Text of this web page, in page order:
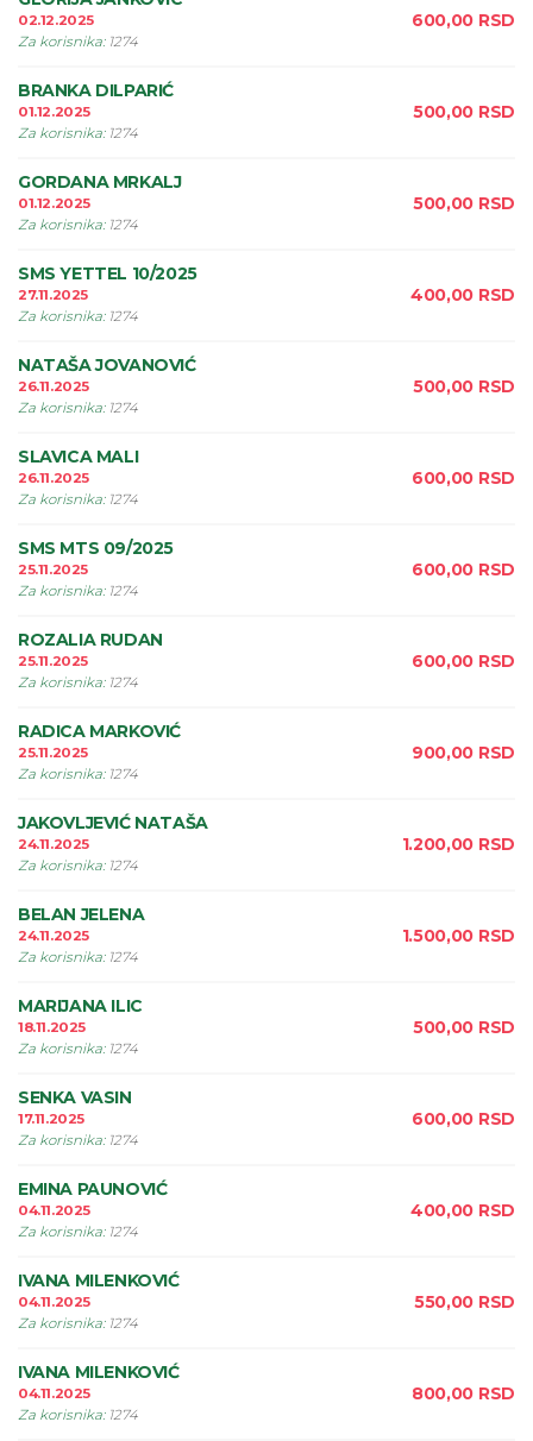
02.12.2025
Za korisnika: 1274
600,00 RSD
BRANKA DILPARIĆ
01.12.2025
Za korisnika: 1274
500,00 RSD
GORDANA MRKALJ
01.12.2025
Za korisnika: 1274
500,00 RSD
SMS YETTEL 10/2025
27.11.2025
Za korisnika: 1274
400,00 RSD
NATAŠA JOVANOVIĆ
26.11.2025
Za korisnika: 1274
500,00 RSD
SLAVICA MALI
26.11.2025
Za korisnika: 1274
600,00 RSD
SMS MTS 09/2025
25.11.2025
Za korisnika: 1274
600,00 RSD
ROZALIA RUDAN
25.11.2025
Za korisnika: 1274
600,00 RSD
RADICA MARKOVIĆ
25.11.2025
Za korisnika: 1274
900,00 RSD
JAKOVLJEVIĆ NATAŠA
24.11.2025
Za korisnika: 1274
1.200,00 RSD
BELAN JELENA
24.11.2025
Za korisnika: 1274
1.500,00 RSD
MARIJANA ILIC
18.11.2025
Za korisnika: 1274
500,00 RSD
SENKA VASIN
17.11.2025
Za korisnika: 1274
600,00 RSD
EMINA PAUNOVIĆ
04.11.2025
Za korisnika: 1274
400,00 RSD
IVANA MILENKOVIĆ
04.11.2025
Za korisnika: 1274
550,00 RSD
IVANA MILENKOVIĆ
04.11.2025
Za korisnika: 1274
800,00 RSD